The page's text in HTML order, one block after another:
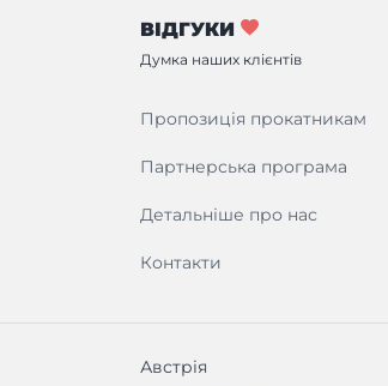
ВІДГУКИ
Думка наших клієнтів
Пропозиція прокатникам
Партнерська програма
Детальніше про нас
Контакти
Австрія